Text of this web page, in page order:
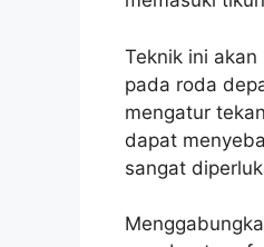
Teknik ini
pada roda
mengatur
dapat
sangat